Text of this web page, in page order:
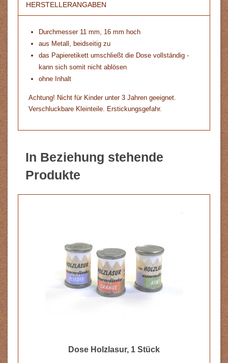
HERSTELLERANGABEN
Durchmesser 11 mm, 16 mm hoch
aus Metall, beidseitig zu
das Papieretikett umschließt die Dose vollständig -
kann sich somit nicht ablösen
ohne Inhalt
Achtung! Nicht für Kinder unter 3 Jahren geeignet.
Verschluckbare Kleinteile. Erstickungsgefahr.
In Beziehung stehende
Produkte
Dose Holzlasur, 1 Stück